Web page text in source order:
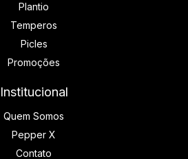
Plantio
Temperos
Picles
Promoções
Institucional
Quem Somos
Pepper X
Contato